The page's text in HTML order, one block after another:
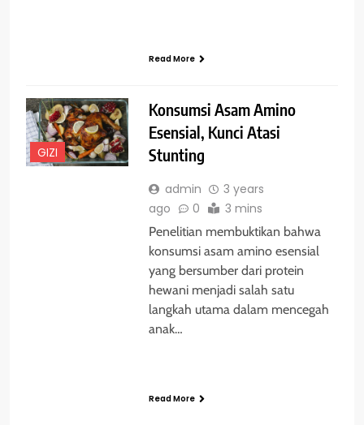
Read More
GIZI
Konsumsi Asam Amino
Esensial, Kunci Atasi
Stunting
admin
3 years
ago
0 3 mins
Penelitian membuktikan bahwa
konsumsi asam amino esensial
yang bersumber dari protein
hewani menjadi salah satu
langkah utama dalam mencegah
anak…
Read More